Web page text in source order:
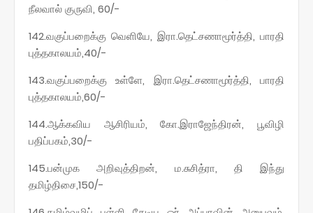
நீலவால் குருவி, 60/-
142.வகுப்பறைக்கு வெளியே, இரா.தெட்சணாமூர்த்தி, பாரதி
புத்தகாலயம்,40/-
143.வகுப்பறைக்கு உள்ளே, இரா.தெட்சணாமூர்த்தி, பாரதி
புத்தகாலயம்,60/-
144.ஆக்கவிய ஆசிரியம், கோ.இராஜேந்திரன், பூவிழி
பதிப்பகம்,30/-
145.பன்முக அறிவுத்திறன், ம.சுசித்ரா, தி இந்து
தமிழ்திசை,150/-